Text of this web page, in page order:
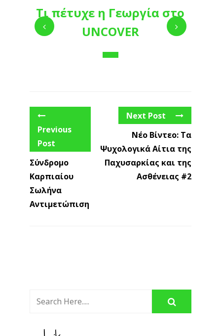
Τι πέτυχε η Γεωργία στο
UNCOVER
Previous
Post
Σύνδρομο
Καρπιαίου
Σωλήνα
Αντιμετώπιση
Next Post
Νέο Βίντεο: Τα
Ψυχολογικά Αίτια της
Παχυσαρκίας και της
Ασθένειας #2